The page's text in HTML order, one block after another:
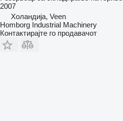
2007
Холандија, Veen
Homborg Industrial Machinery
Контактирајте го продавачот